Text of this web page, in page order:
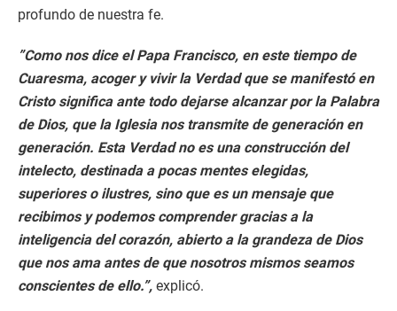
profundo de nuestra fe.
”Como nos dice el Papa Francisco, en este tiempo de
Cuaresma, acoger y vivir la Verdad que se manifestó en
Cristo significa ante todo dejarse alcanzar por la Palabra
de Dios, que la Iglesia nos transmite de generación en
generación. Esta Verdad no es una construcción del
intelecto, destinada a pocas mentes elegidas,
superiores o ilustres, sino que es un mensaje que
recibimos y podemos comprender gracias a la
inteligencia del corazón, abierto a la grandeza de Dios
que nos ama antes de que nosotros mismos seamos
conscientes de ello.”, explicó.